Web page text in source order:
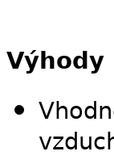
Výhody